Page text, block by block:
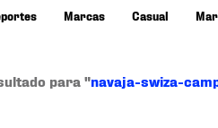
Marcas Casual
para "navaja-swiza-